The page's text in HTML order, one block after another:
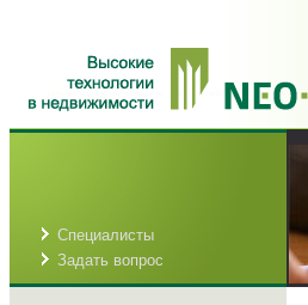
Специалисты
Задать вопрос